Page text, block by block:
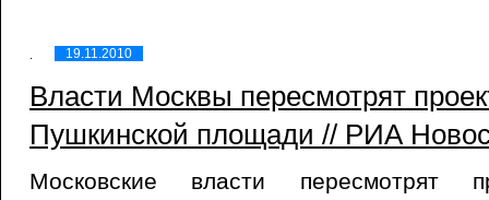
19.11.2010
Власти Москвы пересмотрят
Пушкинской площади // РИА
Московские власти пересмотрят